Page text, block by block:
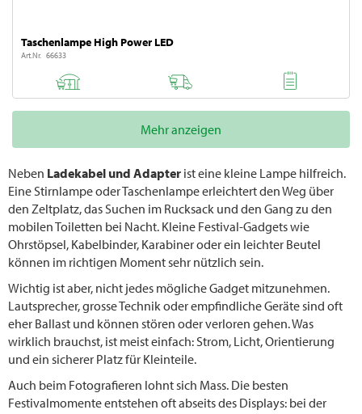
Taschenlampe High Power LED
Art.Nr. 66633
Mehr anzeigen
Neben Ladekabel und Adapter ist eine kleine Lampe hilfreich.
Eine Stirnlampe oder Taschenlampe erleichtert den Weg über
den Zeltplatz, das Suchen im Rucksack und den Gang zu den
mobilen Toiletten bei Nacht. Kleine Festival-Gadgets wie
Ohrstöpsel, Kabelbinder, Karabiner oder ein leichter Beutel
können im richtigen Moment sehr nützlich sein.
Wichtig ist aber, nicht jedes mögliche Gadget mitzunehmen.
Lautsprecher, grosse Technik oder empfindliche Geräte sind oft
eher Ballast und können stören oder verloren gehen. Was
wirklich brauchst, ist meist einfach: Strom, Licht, Orientierung
und ein sicherer Platz für Kleinteile.
Auch beim Fotografieren lohnt sich Mass. Die besten
Festivalmomente entstehen oft abseits des Displays: bei der